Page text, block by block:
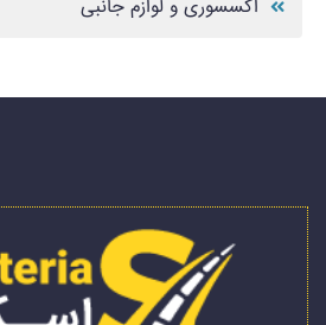
اکسسوری و لوازم جانبی